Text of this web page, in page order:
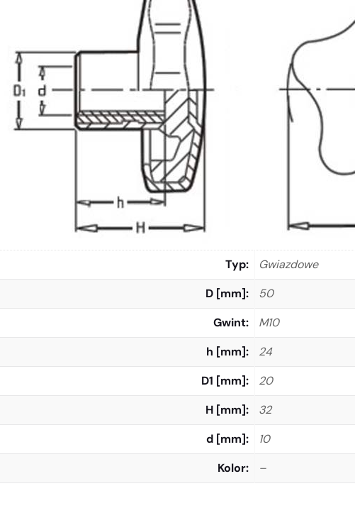
Typ
Gwiazdowe
D [mm]
50
Gwint
M10
h [mm]
24
D1 [mm]
20
H [mm]
32
d [mm]
10
Kolor
–